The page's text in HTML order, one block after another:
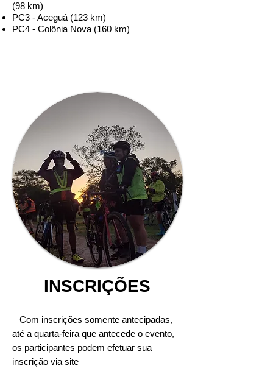
(98 km)
PC3 - Aceguá (123 km)
PC4 - Colônia Nova (160 km)
INSCRIÇÕES
Com inscrições somente antecipadas,
até a quarta-feira que antecede o evento,
os participantes podem efetuar sua
inscrição via site